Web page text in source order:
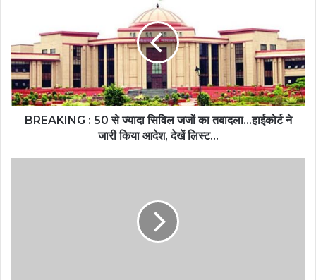
BREAKING : 50 से ज्यादा सिविल जजों का तबादला...हाईकोर्ट ने
जारी किया आदेश, देखें लिस्ट…